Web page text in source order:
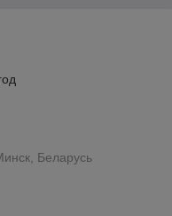
Беларусь